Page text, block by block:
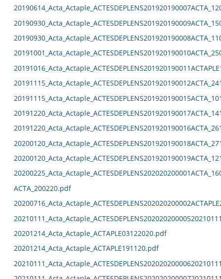
ACTA_200220.pdf
20201214_Acta_Actaple_ACTAPLE03122020.pdf
20201214_Acta_Actaple_ACTAPLE191120.pdf